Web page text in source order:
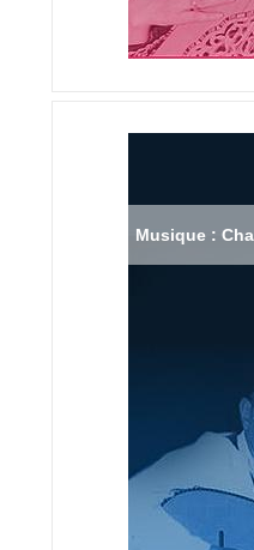
Musique :